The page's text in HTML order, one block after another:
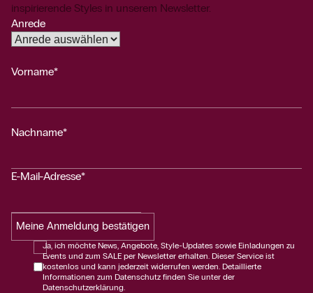
inspirierende Styles in unserem Newsletter.
Anrede
Vorname*
Nachname*
E-Mail-Adresse*
Meine Anmeldung bestätigen
Ja, ich möchte News, Angebote, Style-Updates sowie Einladungen zu
Events und zum SALE per Newsletter erhalten. Dieser Service ist
kostenlos und kann jederzeit widerrufen werden. Detaillierte
Informationen zum Datenschutz finden Sie unter der
Datenschutzerklärung.